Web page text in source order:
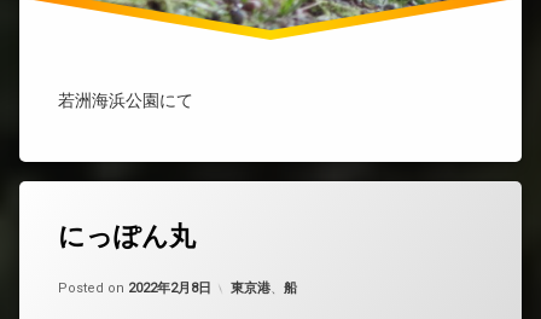
若洲海浜公園にて
にっぽん丸
Posted on 2022年2月8日
Updated on
by nobue
カテゴリー:
東京港、 船